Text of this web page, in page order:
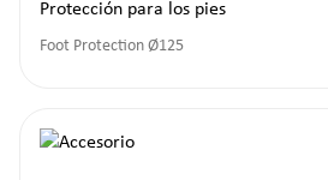
Protección para los pies
Foot Protection Ø125